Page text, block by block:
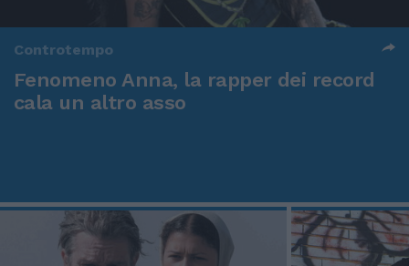
Controtempo
Fenomeno Anna, la rapper dei record
cala un altro asso